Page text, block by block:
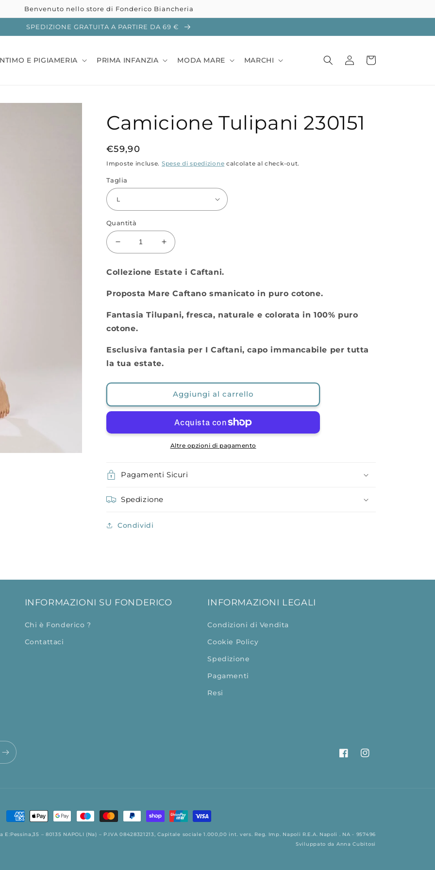
Benvenuto nello store di Fonderico Biancheria
SPEDIZIONE GRATUITA A PARTIRE DA 69 €
E PIGIAMERIA PRIMA INFANZIA MODA MARE MARCHI Accedi Carrello
Camicione Tulipani 230151
Prezzo
di
listino
€59,90
Imposte incluse. Spese di spedizione calcolate al check-out.
Taglia
Quantità
Diminuisci
quantità
Camicione
230151
Aumenta
quantità
Camicione
230151
Collezione Estate i Caftani.
Proposta Mare Caftano smanicato in puro cotone.
Fantasia Tilupani, fresca, naturale e colorata in 100% puro
cotone.
Esclusiva fantasia per I Caftani, capo immancabile per tutta
la tua estate.
Aggiungi al carrello
Altre opzioni di pagamento
Pagamenti Sicuri
Spedizione
Condividi
INFORMAZIONI SU FONDERICO
Chi è Fonderico ?
Contattaci
INFORMAZIONI LEGALI
Condizioni di Vendita
Cookie Policy
Spedizione
Pagamenti
Resi
FacebookInstagram
Metodi
– 80135 NAPOLI (Na) – P.IVA 08428321213, Capitale sociale 1.000,00 int. vers. Reg. Imp. Napoli R.E.A. Napoli . NA - 957496
Sviluppato da Anna Cubitosi